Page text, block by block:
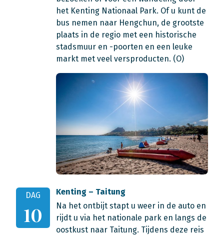
het Kenting Nationaal Park. Of u kunt de
bus nemen naar Hengchun, de grootste
plaats in de regio met een historische
stadsmuur en -poorten en een leuke
markt met veel versproducten. (O)
DAG
10
Kenting – Taitung
Na het ontbijt stapt u weer in de auto en
rijdt u via het nationale park en langs de
oostkust naar Taitung. Tijdens deze reis